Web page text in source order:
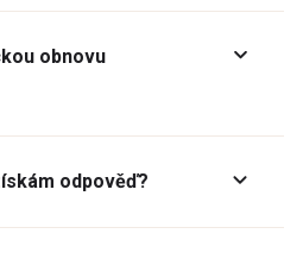
obnovu
odpověď?